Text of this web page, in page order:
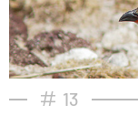
13